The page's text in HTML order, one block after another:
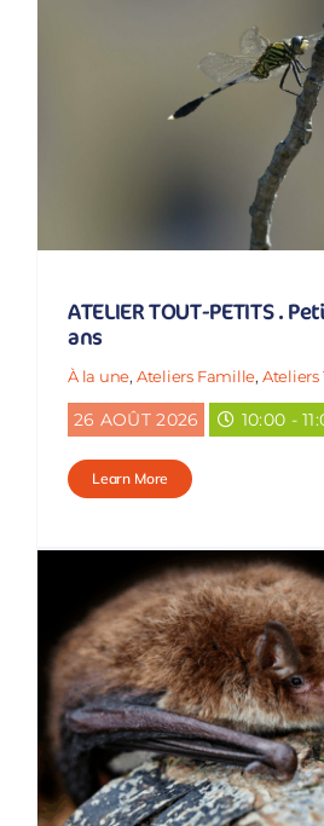
ATELIER TOUT-PETITS .
ans
À la une, Ateliers Famille, Ateliers
26 AOÛT 2026 10:00 -
Learn More